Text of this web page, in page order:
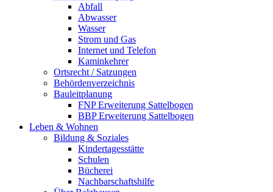
Abfall
Abwasser
Wasser
Strom und Gas
Internet und Telefon
Kaminkehrer
Ortsrecht / Satzungen
Behördenverzeichnis
Bauleitplanung
FNP Erweiterung Sattelbogen
BBP Erweiterung Sattelbogen
Leben & Wohnen
Bildung & Soziales
Kindertagesstätte
Schulen
Bücherei
Nachbarschaftshilfe